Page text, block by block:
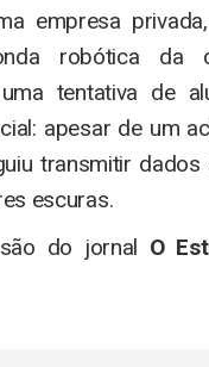
empresa
robótica da
tentativa de
apesar de um
transmitir dados
escuras.
do jornal O